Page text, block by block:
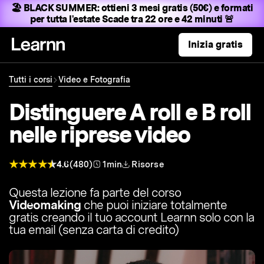
🏖️ BLACK SUMMER:ottieni 3 mesi gratis (50€) e formati
per tutta l'estateScade tra 22 ore e 42 minuti 🚨
Inizia gratis
Tutti i corsi Video e Fotografia
Distinguere A roll e B roll
nelle riprese video
4.6(480) 1min Risorse
Questa lezione fa parte del corso
Videomaking che puoi iniziare totalmente
gratis creando il tuo account Learnn solo con la
tua email (senza carta di credito)